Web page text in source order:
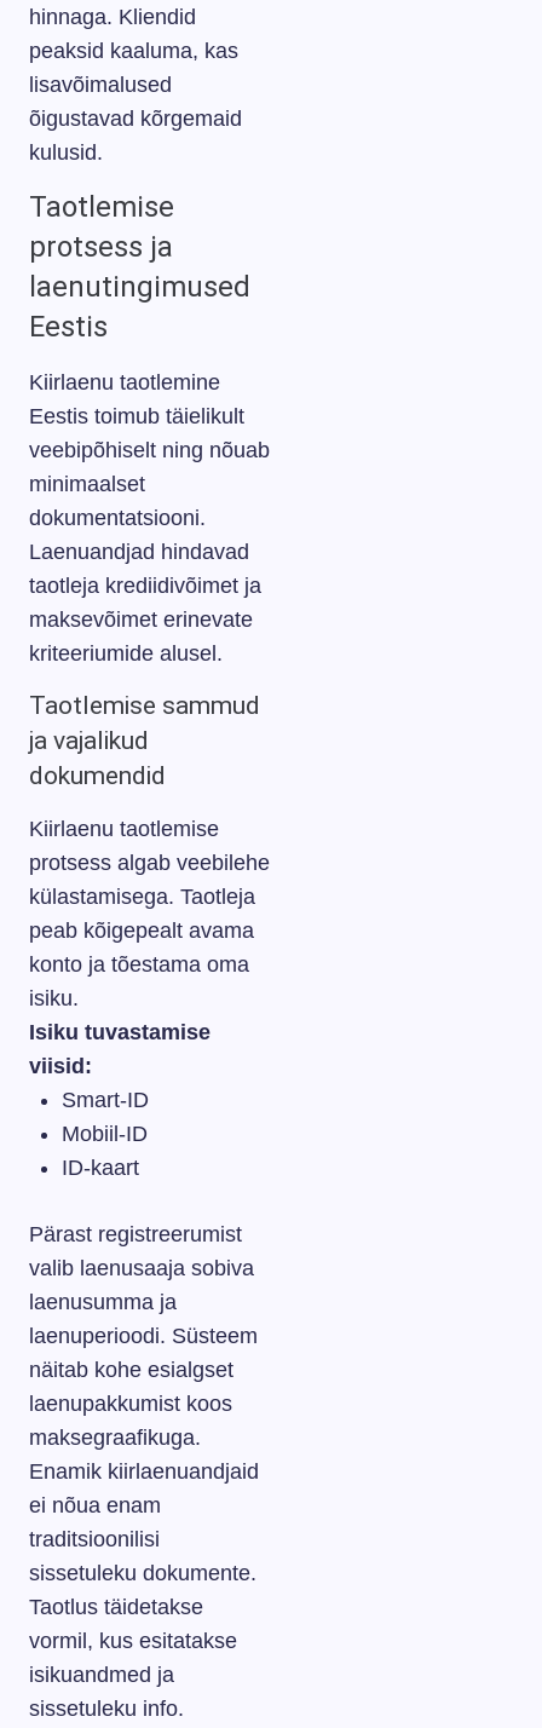
hinnaga. Kliendid
peaksid kaaluma, kas
lisavõimalused
õigustavad kõrgemaid
kulusid.
Taotlemise
protsess ja
laenutingimused
Eestis
Kiirlaenu taotlemine
Eestis toimub täielikult
veebipõhiselt ning nõuab
minimaalset
dokumentatsiooni.
Laenuandjad hindavad
taotleja krediidivõimet ja
maksevõimet erinevate
kriteeriumide alusel.
Taotlemise sammud
ja vajalikud
dokumendid
Kiirlaenu taotlemise
protsess algab veebilehe
külastamisega. Taotleja
peab kõigepealt avama
konto ja tõestama oma
isiku.
Isiku tuvastamise
viisid:
Smart-ID
Mobiil-ID
ID-kaart
Pärast registreerumist
valib laenusaaja sobiva
laenusumma ja
laenuperioodi. Süsteem
näitab kohe esialgset
laenupakkumist koos
maksegraafikuga.
Enamik kiirlaenuandjaid
ei nõua enam
traditsioonilisi
sissetuleku dokumente.
Taotlus täidetakse
vormil, kus esitatakse
isikuandmed ja
sissetuleku info.